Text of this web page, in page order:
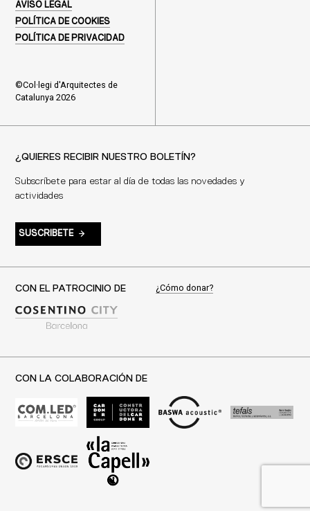
AVISO LEGAL
POLÍTICA DE COOKIES
POLÍTICA DE PRIVACIDAD
©Col·legi d'Arquitectes de
Catalunya 2026
¿QUIERES RECIBIR NUESTRO BOLETÍN?
Subscríbete para estar al día de todas las novedades y
actividades
SUSCRIBETE
CON EL PATROCINIO DE ¿Cómo donar?
CON LA COLABORACIÓN DE